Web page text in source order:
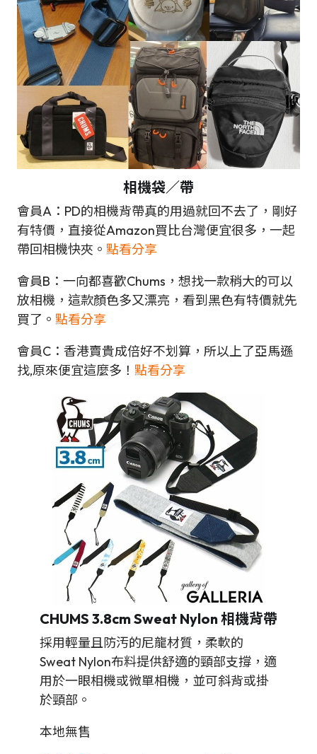
相機袋／帶
會員A：PD的相機背帶真的用過就回不去了，剛好
有特價，直接從Amazon買比台灣便宜很多，一起
帶回相機快夾。 點看分享
會員B：一向都喜歡Chums，想找一款稍大的可以
放相機，這款顏色多又漂亮，看到黑色有特價就先
買了。 點看分享
會員C：香港賣貴成倍好不划算，所以上了亞馬遜
找,原來便宜這麼多！ 點看分享
CHUMS 3.8cm Sweat Nylon 相機背帶
採用輕量且防汚的尼龍材質，柔軟的
Sweat Nylon布料提供舒適的頸部支撐，適
用於一眼相機或微單相機，並可斜背或掛
於頸部。
本地無售